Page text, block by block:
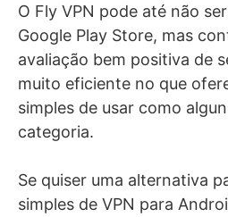
O Fly VPN pode até não
Google Play Store, mas
avaliação bem positiva de
muito eficiente no que
simples de usar como
categoria.
Se quiser uma alternativa
simples de VPN para